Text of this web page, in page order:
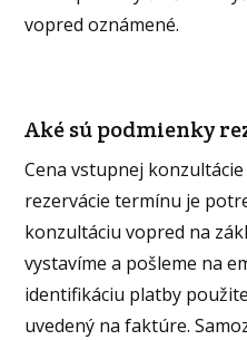
vopred oznámené.
Aké sú podmienky
Cena vstupnej
rezervácie termínu je
konzultáciu vopred na
vystavíme a pošleme na
identifikáciu platby
uvedený na faktúre.